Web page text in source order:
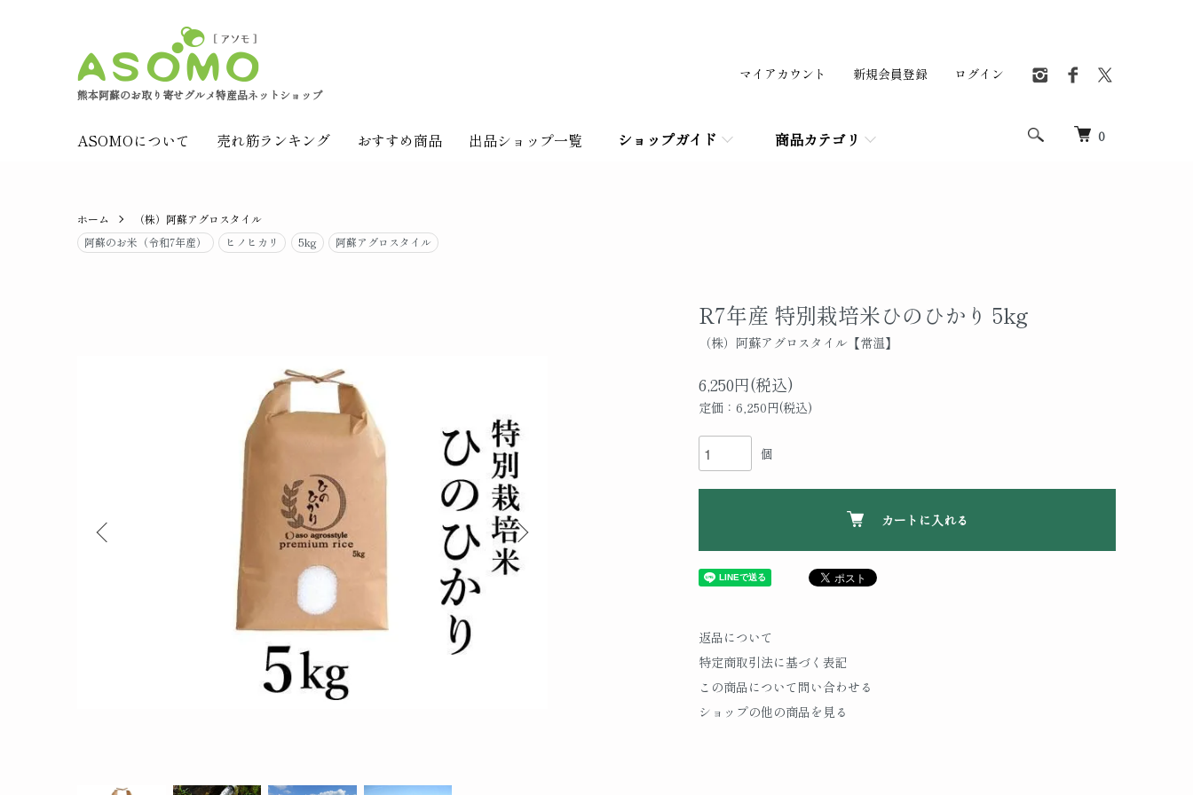
熊本阿蘇のお取り寄せグルメ特産品ネットショップ
0
ASOMOについて 売れ筋ランキング おすすめ商品 出品ショップ一覧 ショップガイド 商品カテゴリ
マイアカウント 新規会員登録 ログイン
ホーム
（株）阿蘇アグロスタイル
阿蘇のお米（令和7年産）
ヒノヒカリ 5kg 阿蘇アグロスタイル
R7年産 特別栽培米ひのひかり 5kg
（株）阿蘇アグロスタイル【常温】
6,250円(税込)
定価：6,250円(税込)
個
カートに入れる
返品について
特定商取引法に基づく表記
この商品について問い合わせる
ショップの他の商品を見る